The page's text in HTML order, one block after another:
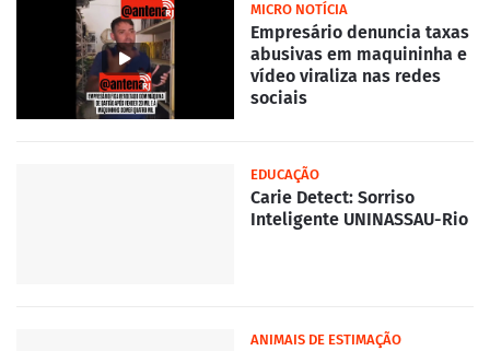
MICRO NOTÍCIA
Empresário denuncia taxas
abusivas em maquininha e
vídeo viraliza nas redes
sociais
EDUCAÇÃO
Carie Detect: Sorriso
Inteligente UNINASSAU-Rio
ANIMAIS DE ESTIMAÇÃO